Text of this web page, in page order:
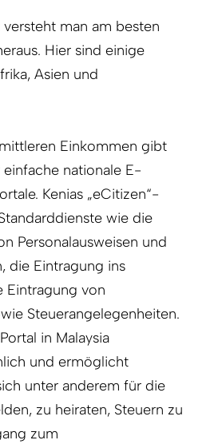
man am besten
Hier sind einige
Asien und
Einkommen gibt
nationale E-
Kenias „eCitizen“-
wie die
Personalausweisen und
die Eintragung ins
Eintragung von
Steuerangelegenheiten.
in Malaysia
und ermöglicht
unter anderem für die
zu heiraten, Steuern zu
zum